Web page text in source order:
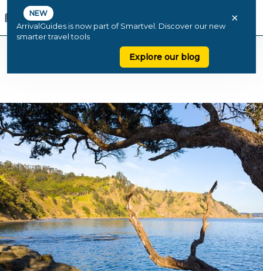
NEW
ArrivalGuides is now part of Smartvel. Discover our new
smarter travel tools
Explore our blog
×